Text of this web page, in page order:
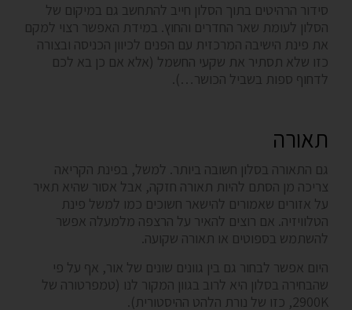
סידור הרהיטים בתוך הסלון חייב להתחשב גם במיקום של
הסלון לעומת שאר החדרים והחוץ. במידת האפשר רצוי למקם
את פינת הישיבה המרכזית עם הפנים לכיוון הכניסה ובצורה
כזו שלא תסתיר את שקעי החשמל (אלא אם כן בא לכם
לדחוף ספות בשביל הכושר…).
תאורה
גם התאורה בסלון חשובה ביותר. למשל, בפינת הקריאה
צריכה מן הסתם להיות תאורה חזקה, אבל אסור שהיא תאיר
על אזורים שאמורים להישאר חשוכים כמו למשל פינת
הטלוויזיה. אם רוצים להאיר על הרצפה מלמעלה אפשר
להשתמש בספוטים או תאורה שקועה.
היום אפשר לבחור גם בין גוונים שונים של אור, אף על פי
שהבחירה בסלון היא לרוב בגוון המקור לנו (טמפרטורה של
2900K, כזו של נורת הלהט ההיסטורית).